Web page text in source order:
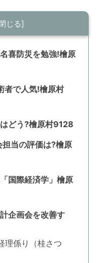
喜防災を勉強!檜原
者で人気!檜原村
どう?檜原村9128
当の評価は?檜原
国際経済学」檜原
企画会を改善す
理係り（桂さつ